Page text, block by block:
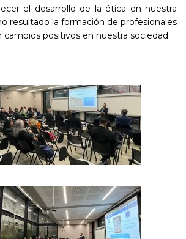
el desarrollo de la ética en nuestra
resultado la formación de profesionales
positivos en nuestra sociedad.